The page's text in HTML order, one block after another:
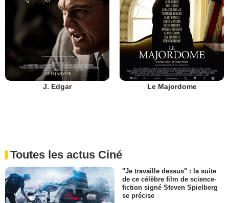
J. Edgar Le Majordome
Toutes les actus Ciné
"Je travaille dessus" : la suite
de ce célèbre film de science-
fiction signé Steven Spielberg
se précise